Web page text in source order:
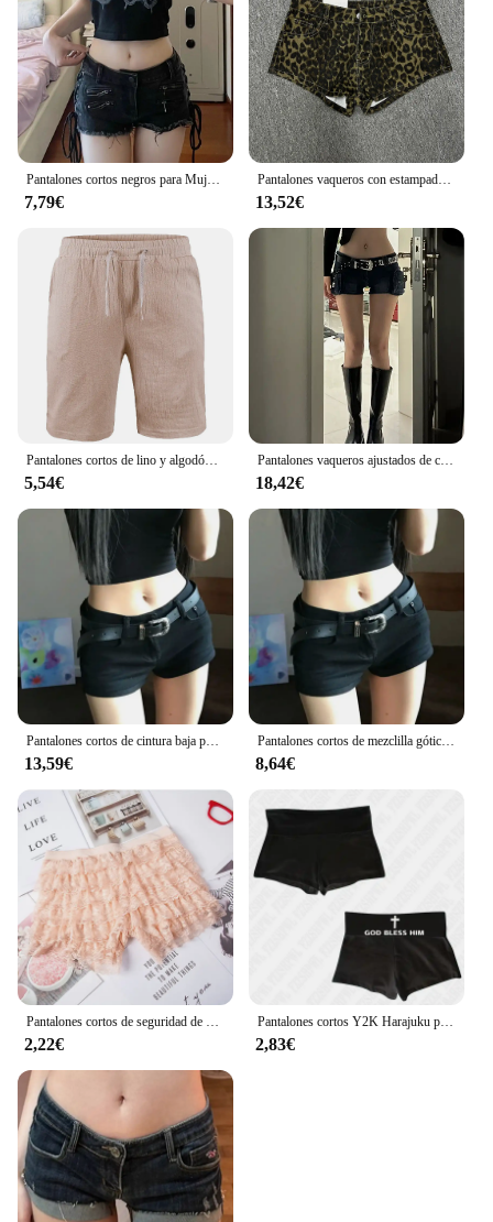
Pantalones cortos negros para Mujer, Ropa Retro con borde crudo, Correa con cremallera, cintura baja, súper pantalones vaqueros, diseño Y2k
7,79€
Pantalones vaqueros con estampado de leopardo para mujer, Pantalón corto estilo basura, informal, ajustado, cintura baja, estilo Retro americano
13,52€
Pantalones cortos de lino y algodón para hombre, Shorts transpirables de lino de Color sólido, holgados, informales, con cordones
5,54€
Pantalones vaqueros ajustados de cintura baja para mujer, pantalones cortos de mezclilla de Color sólido, Goblin, Y2k, clásico, Sexy, gyuu, Dark Academia
18,42€
13,59€
Pantalones cortos de mezclilla góticos para mujer, ropa de calle de cintura baja, ajustada, Sexy, estilo Punk Chic, color negro, Y2k, Verano
8,64€
2,22€
Pantalones cortos Y2K Harajuku para mujer, ropa de calle con estampado de letras góticas, Hip Hop, Punk, Emo Girl, americana, Retro, informal, Sexy, Verano
2,83€